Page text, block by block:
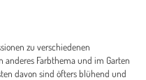
zu verschiedenen
anderes Farbthema und im Garten
davon sind öfters blühend und